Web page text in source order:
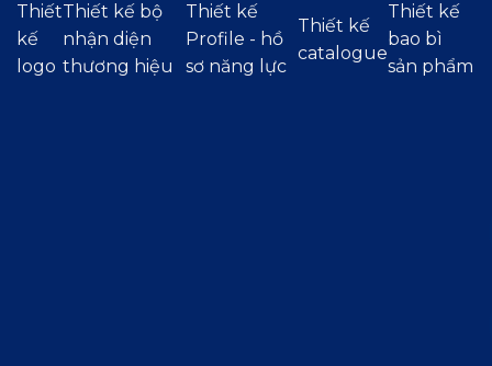
Thiết
kế
logo
Thiết kế bộ
nhận diện
thương hiệu
Thiết kế
Profile - hồ
sơ năng lực
Thiết kế
catalogue
Thiết kế
bao bì
sản phẩm